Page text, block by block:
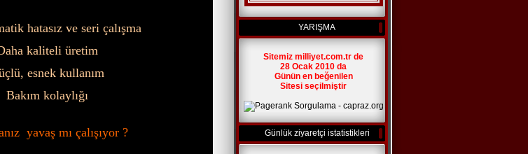
hatasız ve seri çalışma
kaliteli üretim
esnek kullanım
Bakım kolaylığı
yavaş mı çalışıyor ?
YARIŞMA
Sitemiz milliyet.com.tr de
28 Ocak 2010 da
Günün en beğenilen
Sitesi seçilmiştir
Günlük ziyaretçi istatistikleri